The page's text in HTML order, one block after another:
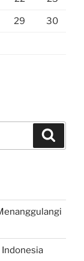
29 30
Indonesia